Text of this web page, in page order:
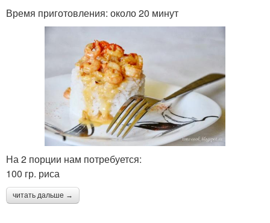
Время приготовления: около 20 минут
На 2 порции нам потребуется:
100 гр. риса
читать дальше →